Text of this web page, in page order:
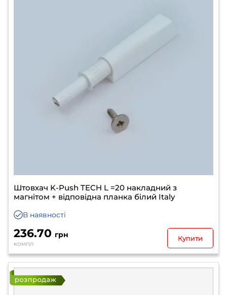
Штовхач K-Push TECH L =20 накладний з
магнітом + відповідна планка білий Italy
В наявності
236.70 грн
компл
Купити